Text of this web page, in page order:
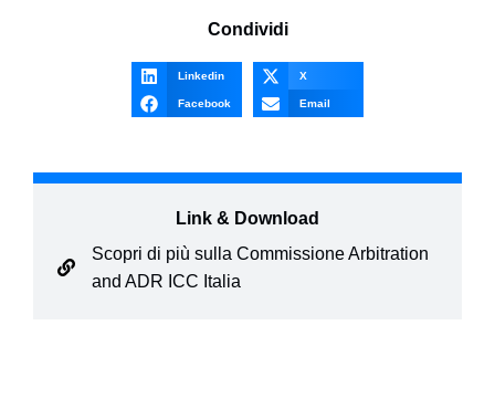
Condividi
Linkedin X
Facebook Email
Link & Download
Scopri di più sulla Commissione Arbitration
and ADR ICC Italia